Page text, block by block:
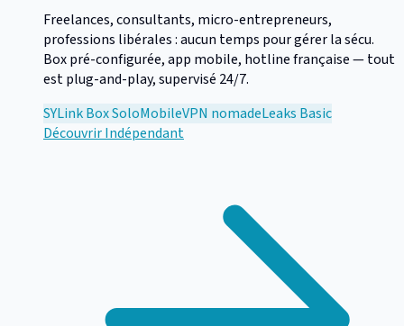
Freelances, consultants, micro-entrepreneurs,
professions libérales : aucun temps pour gérer la sécu.
Box pré-configurée, app mobile, hotline française — tout
est plug-and-play, supervisé 24/7.
SYLink Box SoloMobileVPN nomadeLeaks Basic
DécouvrirIndépendant